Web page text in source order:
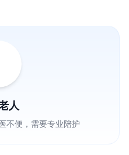
人
不便，需要专业陪护